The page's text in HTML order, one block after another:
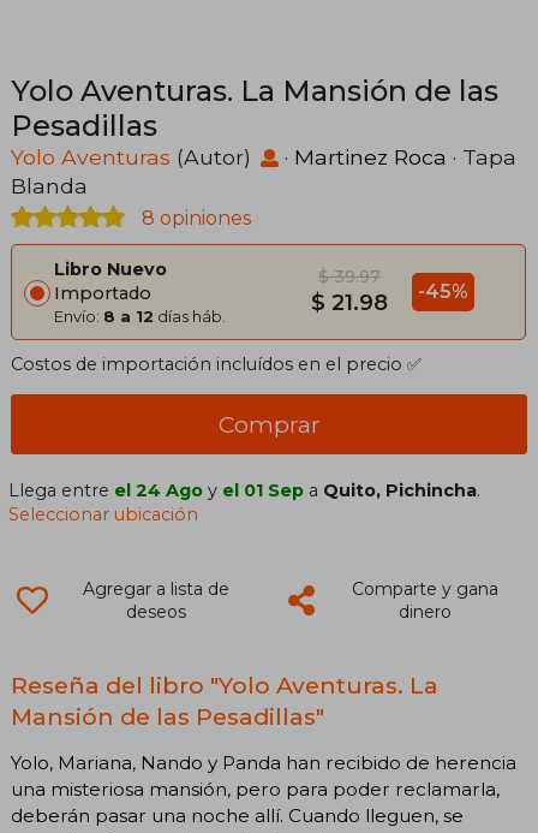
Yolo Aventuras. La Mansión de las
Pesadillas
Yolo Aventuras (Autor) · Martinez Roca · Tapa
Blanda
8 opiniones
Libro Nuevo
Importado
Envío: 8 a 12 días háb.
$ 39.97
$ 21.98 -45%
Costos de importación incluídos en el precio ✅
Comprar
Llega entre el 24 Ago y el 01 Sep a Quito, Pichincha.
Seleccionar ubicación
Agregar a lista de
deseos
Comparte y gana
dinero
Reseña del libro "Yolo Aventuras. La
Mansión de las Pesadillas"
Yolo, Mariana, Nando y Panda han recibido de herencia
una misteriosa mansión, pero para poder reclamarla,
deberán pasar una noche allí. Cuando lleguen, se